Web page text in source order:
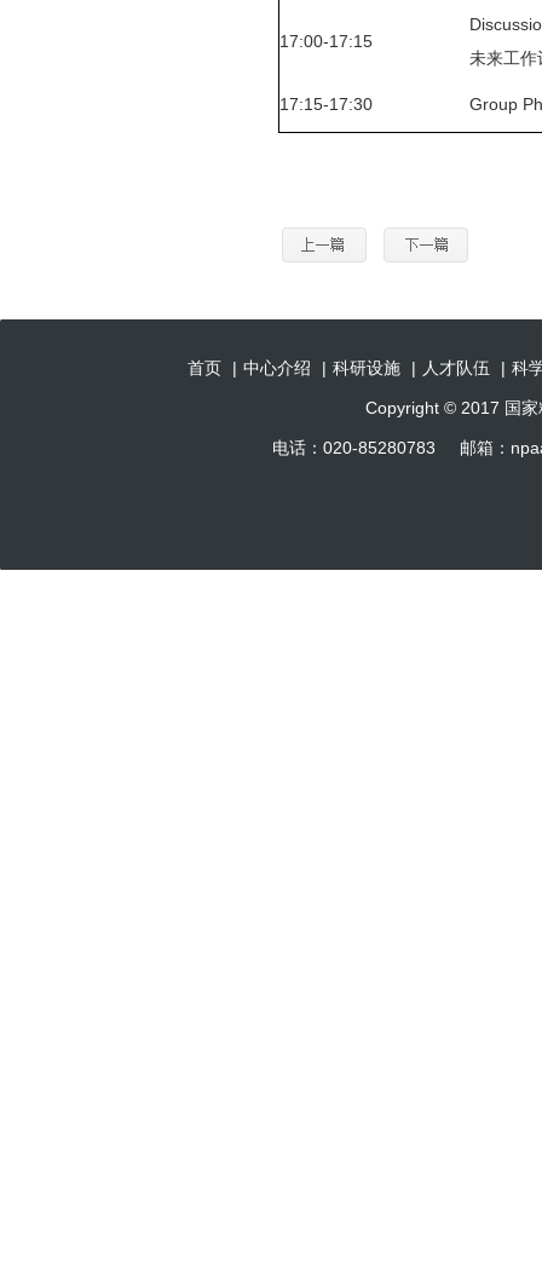
17:00-17:15
未来工作
17:15-17:30 Group
首页 | 中心介绍 | 科研设施 | 人才队伍 | 科
Copyright © 2017 国
电话：020-85280783 邮箱：